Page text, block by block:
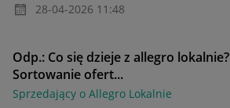
‎28-04-2026 11:48
Odp.: Co się dzieje z allegro lokalnie?
Sortowanie ofert...
Sprzedający o Allegro Lokalnie